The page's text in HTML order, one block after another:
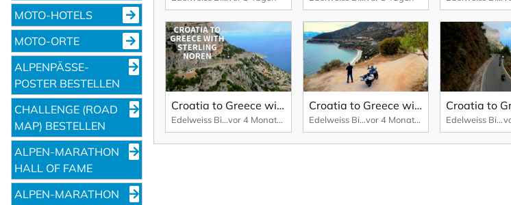
MOTO-HOTELS
MOTO-ORTE
ALPENPÄSSE-
POSTER BESTELLEN
CHALLENGE (ROAD
MAP) BESTELLEN
ALPEN-MARATHON
HALL OF FAME
ALPEN-MARATHON
Croatia to Greece with Sterling Noren
Edelweiss Bike Travel vor 4 Monaten
Croatia to Greece with Sterling Noren – Part 6
Edelweiss Bike Travel vor 4 Monaten Edelweiss Bike Travel